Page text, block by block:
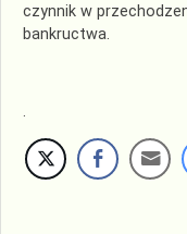
czynnik w
bankructwa.
.